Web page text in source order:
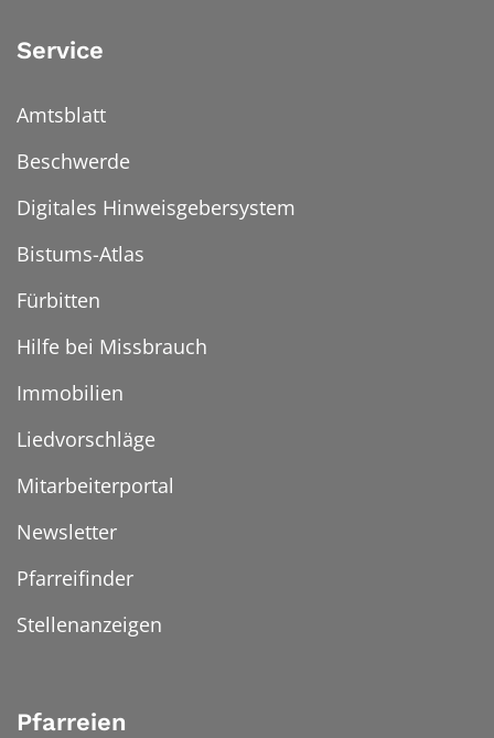
Service
Amtsblatt
Beschwerde
Digitales Hinweisgebersystem
Bistums-Atlas
Fürbitten
Hilfe bei Missbrauch
Immobilien
Liedvorschläge
Mitarbeiterportal
Newsletter
Pfarreifinder
Stellenanzeigen
Pfarreien